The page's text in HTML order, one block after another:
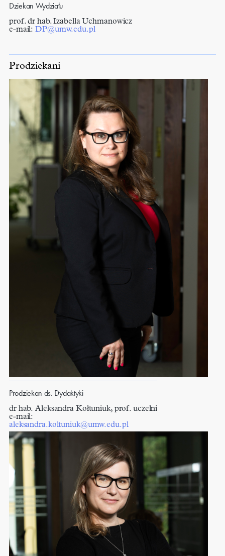
Dziekan Wydziału
prof. dr hab. Izabella Uchmanowicz
e-mail:DP@umw.edu.pl
Prodziekani
Prodziekan ds. Dydaktyki
dr hab. Aleksandra Kołtuniuk, prof. uczelni
e-mail:
aleksandra.koltuniuk@umw.edu.pl